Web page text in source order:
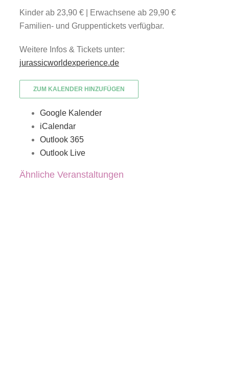
Kinder ab 23,90 € | Erwachsene ab 29,90 €
Familien- und Gruppentickets verfügbar.
Weitere Infos & Tickets unter:
jurassicworldexperience.de
ZUM KALENDER HINZUFÜGEN
Google Kalender
iCalendar
Outlook 365
Outlook Live
Ähnliche Veranstaltungen